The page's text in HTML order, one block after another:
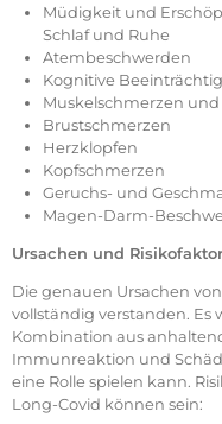
Müdigkeit und
Schlaf und Ruhe
Atembeschwerden
Kognitive
Muskelschmerzen
Brustschmerzen
Herzklopfen
Kopfschmerzen
Geruchs- und
Magen-Darm-
Ursachen und
Die genauen Ursachen
vollständig verstanden. Es
Kombination aus
Immunreaktion und
eine Rolle spielen kann.
Long-Covid können sein: